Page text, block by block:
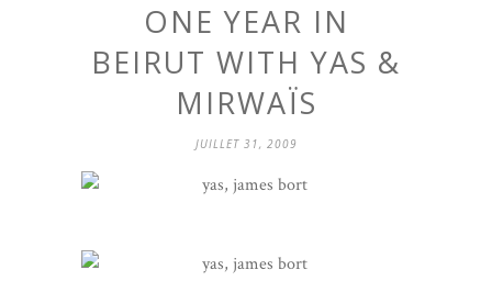
ONE YEAR IN
BEIRUT WITH YAS &
MIRWAÏS
JUILLET 31, 2009